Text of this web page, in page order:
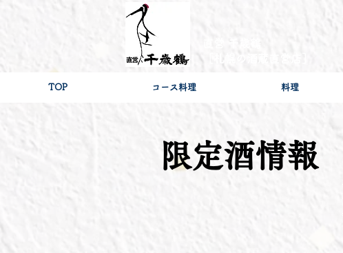
［札幌の酒蔵直営店］
TOP コース料理 料理
限定酒情報